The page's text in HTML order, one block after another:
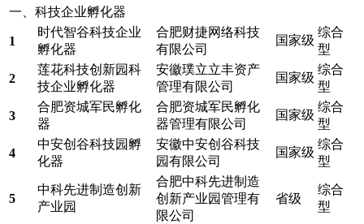
一、科技企业孵化器
1
时代智谷科技企业
孵化器
合肥财捷网络科技
有限公司
国家级
综合
型
2
莲花科技创新园科
技企业孵化器
安徽璞立立丰资产
管理有限公司
国家级
综合
型
3
合肥资城军民孵化
器
合肥资城军民孵化
器管理有限公司
国家级
综合
型
4
中安创谷科技园孵
化器
安徽中安创谷科技
园有限公司
国家级
综合
型
5
中科先进制造创新
产业园
合肥中科先进制造
创新产业园管理有
限公司
省级
综合
型